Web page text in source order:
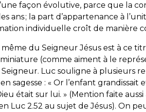
façon évolutive, parce que la
ans ; la part d’appartenance à
individuelle croît de manière
même du Seigneur Jésus est à ce
(comme aiment à le
Luc souligne à plusieurs
sagesse : « Or l’enfant grandissait
était sur lui. » (Mention faite
Luc 2.52 au sujet de Jésus). On